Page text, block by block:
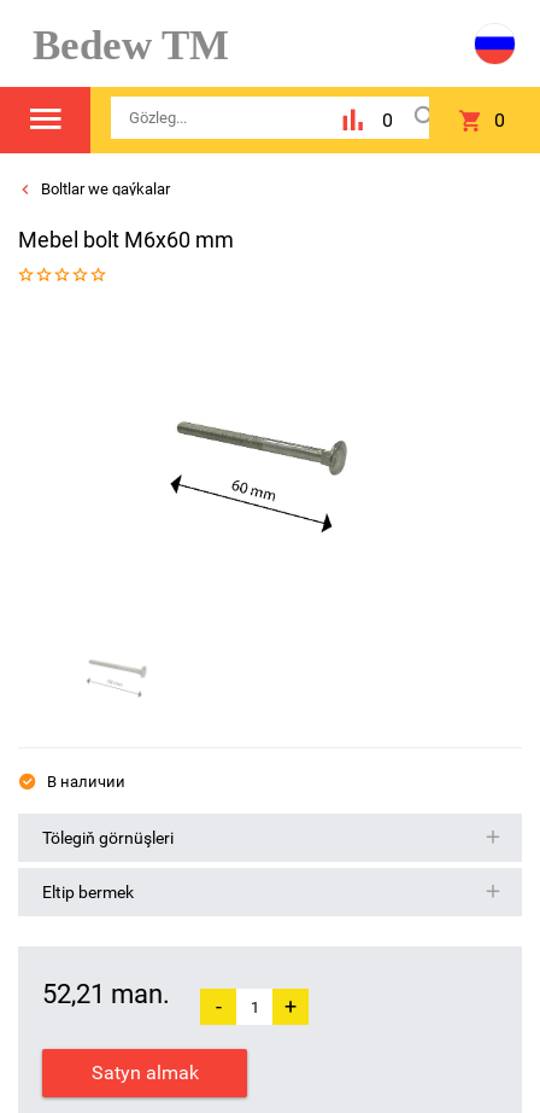
Bedew TM
0 0
Boltlar we gaýkalar
Mebel bolt M6x60 mm
В наличии
Tölegiň görnüşleri
Eltip bermek
52,21 man. - +
Satyn almak